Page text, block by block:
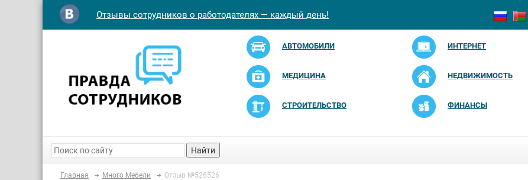
Отзывы сотрудников о работодателях — каждый день!
АВТОМОБИЛИ ИНТЕРНЕТ
МЕДИЦИНА НЕДВИЖИМОСТЬ
СТРОИТЕЛЬСТВО ФИНАНСЫ
Найти
Главная Много Мебели Отзыв №526526